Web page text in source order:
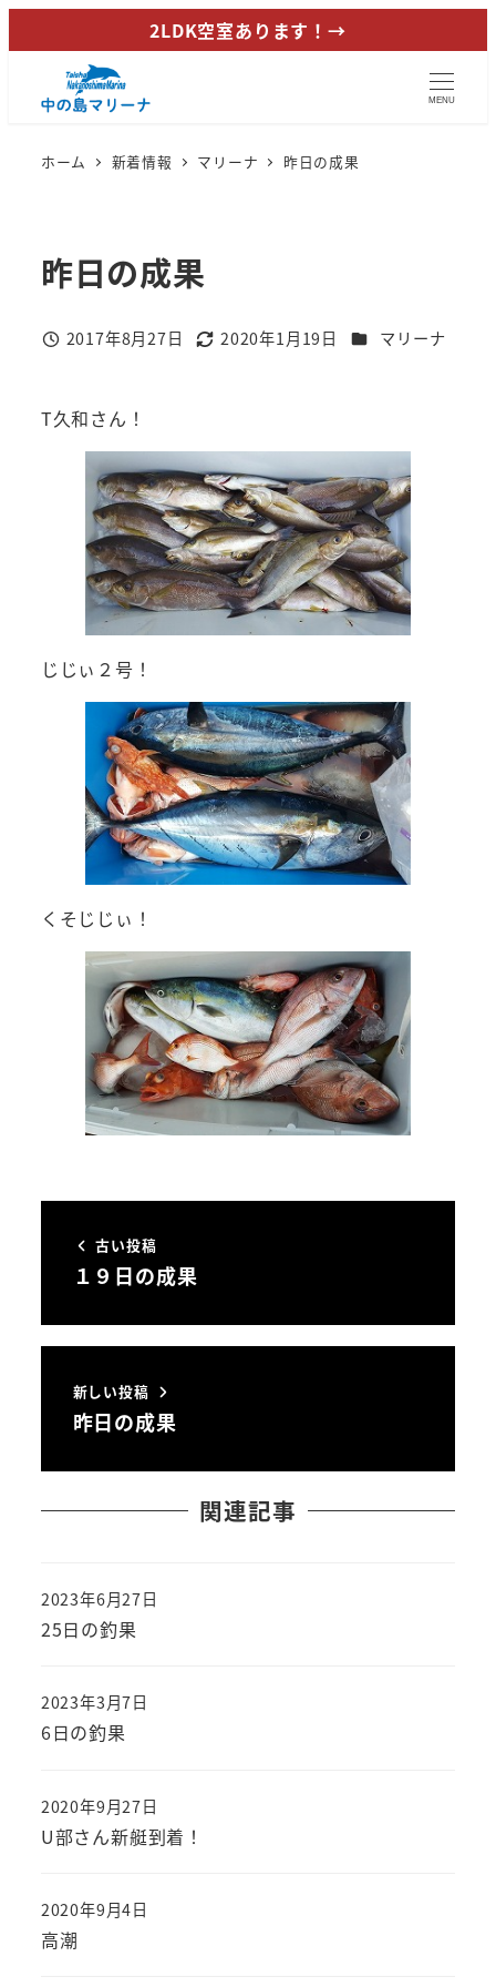
イ
2LDK空室あります！→
MENU
ホーム 新着情報 マリーナ 昨日の成果
昨日の成果
投稿日
2017年8月27日
更新日
2020年1月19日 カテゴリー
マリーナ
T久和さん！
じじぃ２号！
くそじじぃ！
古い投稿
１９日の成果
新しい投稿
昨日の成果
関連記事
25日の釣果
投稿日
2023年6月27日
6日の釣果
投稿日
2023年3月7日
U部さん新艇到着！
投稿日
2020年9月27日
高潮
投稿日
2020年9月4日